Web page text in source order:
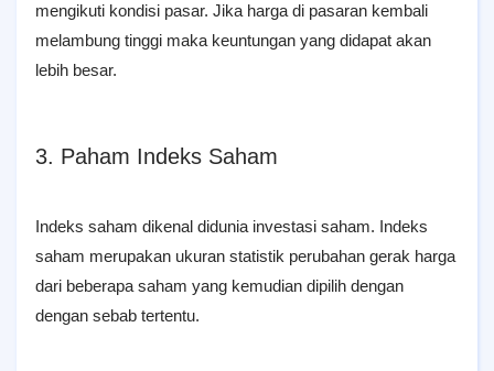
mengikuti kondisi pasar. Jika harga di pasaran kembali
melambung tinggi maka keuntungan yang didapat akan
lebih besar.
3. Paham Indeks Saham
Indeks saham dikenal didunia investasi saham. Indeks
saham merupakan ukuran statistik perubahan gerak harga
dari beberapa saham yang kemudian dipilih dengan
dengan sebab tertentu.